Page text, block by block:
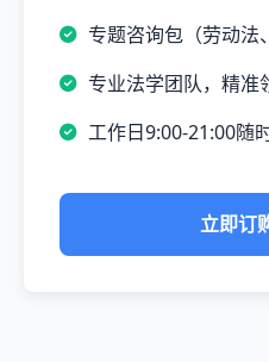
专题咨询包（劳动法
专业法学团队，精准
工作日9:00-21:00随
立即订